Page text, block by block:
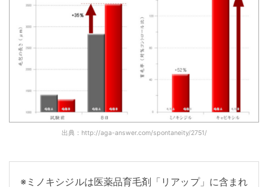
出典：http://aga-answer.com/spontaneity/2751/
※ミノキシジルは医薬品育毛剤「リアップ」に含まれ